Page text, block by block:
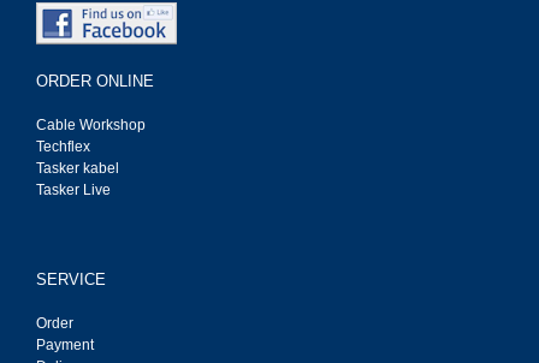
ORDER ONLINE
Cable Workshop
Techflex
Tasker kabel
Tasker Live
SERVICE
Order
Payment